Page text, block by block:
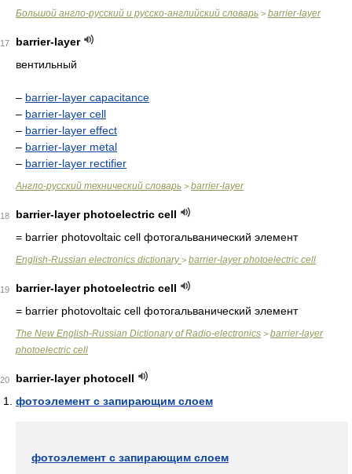
Большой англо-русский и русско-английский словарь > barrier-layer
17
barrier-layer
вентильный
– barrier-layer capacitance
– barrier-layer cell
– barrier-layer effect
– barrier-layer metal
– barrier-layer rectifier
Англо-русский технический словарь > barrier-layer
18
barrier-layer photoelectric cell
= barrier photovoltaic cell фотогальванический элемент
English-Russian electronics dictionary> barrier-layer photoelectric cell
19
barrier-layer photoelectric cell
= barrier photovoltaic cell фотогальванический элемент
The New English-Russian Dictionary of Radio-electronics > barrier-layer
photoelectric cell
20
barrier-layer photocell
фотоэлемент с запирающим слоем
фотоэлемент с запирающим слоем